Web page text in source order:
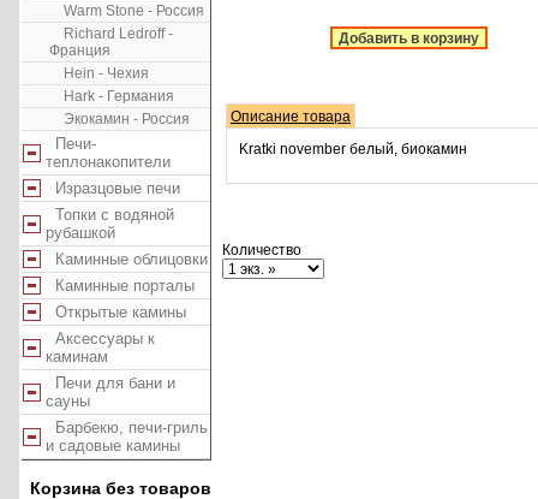
Warm Stone - Россия
Richard Ledroff -
Франция
Hein - Чехия
Hark - Германия
Экокамин - Россия
Печи-
теплонакопители
Изразцовые печи
Топки с водяной
рубашкой
Каминные облицовки
Каминные порталы
Открытые камины
Аксессуары к
каминам
Печи для бани и
сауны
Барбекю, печи-гриль
и садовые камины
Корзина без товаров
Добавить в корзину
Описание товара
Kratki november белый, биокамин
Количество